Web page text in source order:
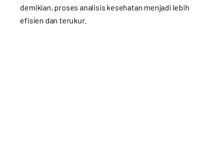
demikian, proses analisis kesehatan menjadi lebih
efisien dan terukur.